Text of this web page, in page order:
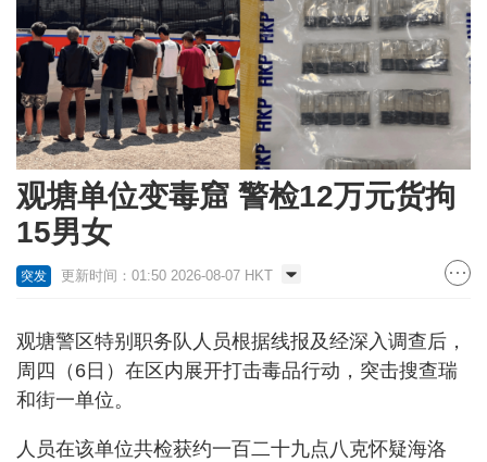
观塘单位变毒窟 警检12万元货拘
15男女
突发 更新时间：01:50 2026-08-07 HKT
观塘警区特别职务队人员根据线报及经深入调查后，
周四（6日）在区内展开打击毒品行动，突击搜查瑞
和街一单位。
人员在该单位共检获约一百二十九点八克怀疑海洛